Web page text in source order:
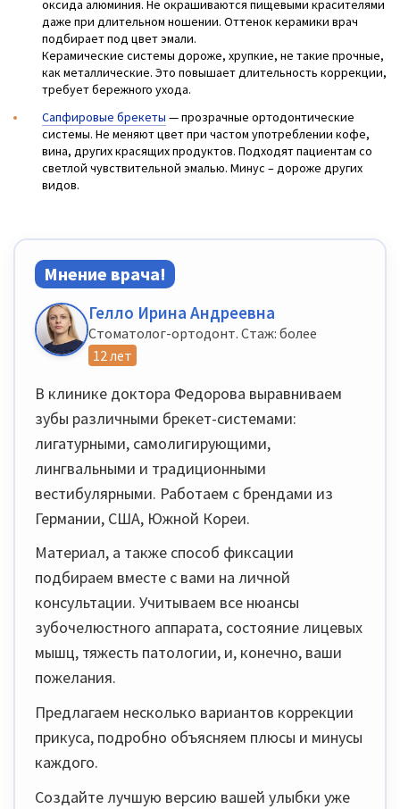
оксида алюминия. Не окрашиваются пищевыми красителями
даже при длительном ношении. Оттенок керамики врач
подбирает под цвет эмали.
Керамические системы дороже, хрупкие, не такие прочные,
как металлические. Это повышает длительность коррекции,
требует бережного ухода.
Сапфировые брекеты — прозрачные ортодонтические
системы. Не меняют цвет при частом употреблении кофе,
вина, других красящих продуктов. Подходят пациентам со
светлой чувствительной эмалью. Минус – дороже других
видов.
Мнение врача!
Гелло Ирина Андреевна
Стоматолог-ортодонт. Стаж: более
12 лет
В клинике доктора Федорова выравниваем
зубы различными брекет-системами:
лигатурными, самолигирующими,
лингвальными и традиционными
вестибулярными. Работаем с брендами из
Германии, США, Южной Кореи.
Материал, а также способ фиксации
подбираем вместе с вами на личной
консультации. Учитываем все нюансы
зубочелюстного аппарата, состояние лицевых
мышц, тяжесть патологии, и, конечно, ваши
пожелания.
Предлагаем несколько вариантов коррекции
прикуса, подробно объясняем плюсы и минусы
каждого.
Создайте лучшую версию вашей улыбки уже